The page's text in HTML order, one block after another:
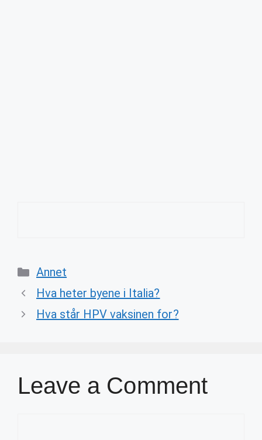
Categories
Annet
Hva heter byene i Italia?
Hva står HPV vaksinen for?
Leave a Comment